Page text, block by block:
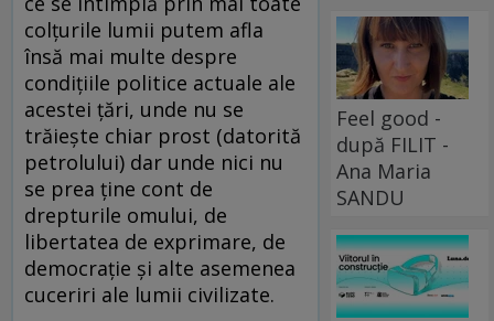
colţurile lumii putem afla
însă mai multe despre
condiţiile politice actuale ale
acestei ţări, unde nu se
trăieşte chiar prost (datorită
petrolului) dar unde nici nu
se prea ţine cont de
drepturile omului, de
libertatea de exprimare, de
democraţie şi alte asemenea
cuceriri ale lumii civilizate.
Feel good -
după FILIT -
Ana Maria
SANDU